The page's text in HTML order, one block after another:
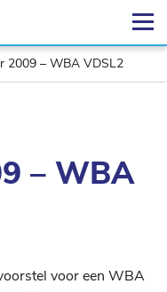
2009 – WBA VDSL2
– WBA
voor een WBA